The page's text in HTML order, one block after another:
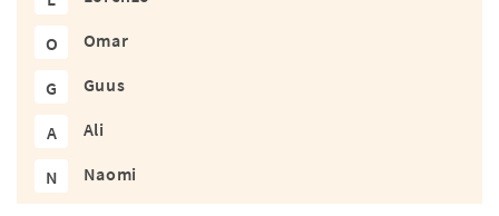
O Omar
G Guus
A Ali
N Naomi